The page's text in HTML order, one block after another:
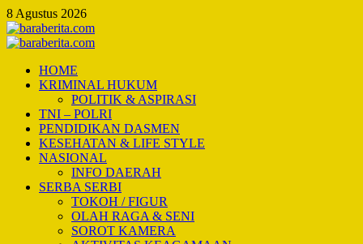
Skip
to
content
8 Agustus 2026
Primary
HOME
KRIMINAL HUKUM
POLITIK & ASPIRASI
TNI – POLRI
PENDIDIKAN DASMEN
KESEHATAN & LIFE STYLE
NASIONAL
INFO DAERAH
SERBA SERBI
TOKOH / FIGUR
OLAH RAGA & SENI
SOROT KAMERA